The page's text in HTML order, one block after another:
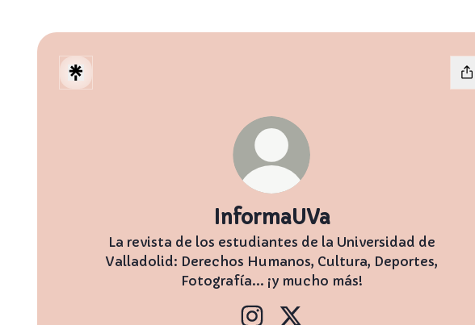
InformaUVa
La revista de los estudiantes de la Universidad de
Valladolid: Derechos Humanos, Cultura, Deportes,
Fotografía... ¡y mucho más!